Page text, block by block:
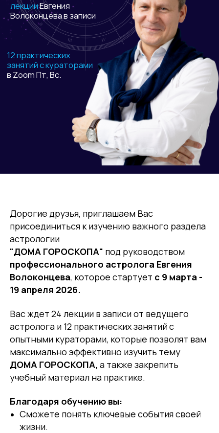
Дорогие друзья, приглашаем Вас
присоединиться к изучению важного раздела
астрологии
"ДОМА ГОРОСКОПА" под руководством
профессионального астролога Евгения
Волоконцева, которое стартует с 9 марта -
19 апреля 2026.
Вас ждет 24 лекции в записи от ведущего
астролога и 12 практических занятий с
опытными кураторами, которые позволят вам
максимально эффективно изучить тему
ДОМА ГОРОСКОПА, а также закрепить
учебный материал на практике.
Благодаря обучению вы:
Сможете понять ключевые события своей
жизни.